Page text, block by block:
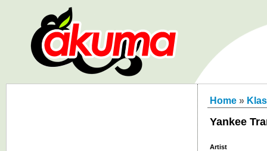
Home »
Yankee
Artist